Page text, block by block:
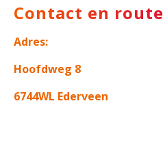
Contact en route
Adres:
Hoofdweg 8
6744WL Ederveen